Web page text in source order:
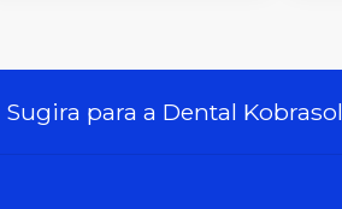
Sugira para a Dental Kobrasol